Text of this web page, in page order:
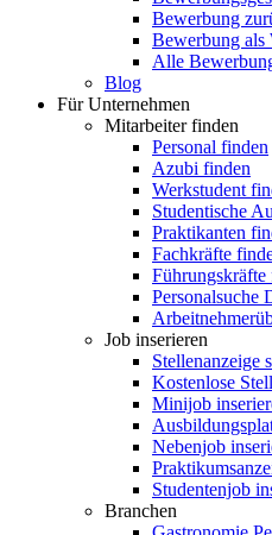
Bewerbung
Bewerbung als
Alle
Blog
Für Unternehmen
Mitarbeiter finden
Personal finden
Azubi finden
Werkstudent
Studentische
Praktikanten
Fachkräfte
Führungskräfte
Personalsuche
Job inserieren
Stellenanzeige
Kostenlose
Minijob
Nebenjob
Studentenjob
Branchen